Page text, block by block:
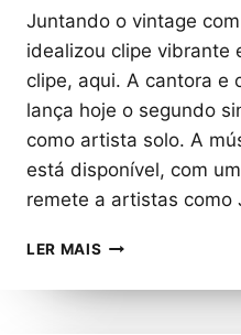
Juntando o vintage
idealizou clipe vibrante
clipe, aqui. A cantora e
lança hoje o segundo
como artista solo. A
está disponível, com
remete a artistas como
LER MAIS JULIA
MOSTRA